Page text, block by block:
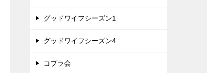
グッドワイフシーズン1
グッドワイフシーズン4
コブラ会